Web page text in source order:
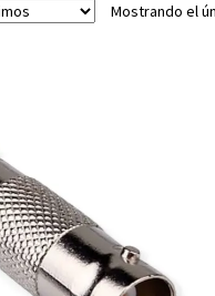
Mostrando el